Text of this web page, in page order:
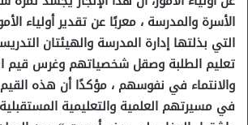
الأسرة والمدرسة ، معربًا عن تقدير أولياء
التي بذلتها إدارة المدرسة والهيئتان
تعليم الطلبة وصقل شخصياتهم وغرس قيم
والانتماء في نفوسهم ، مؤكدًا أن هذه
في مسيرتهم العلمية والتعليمية